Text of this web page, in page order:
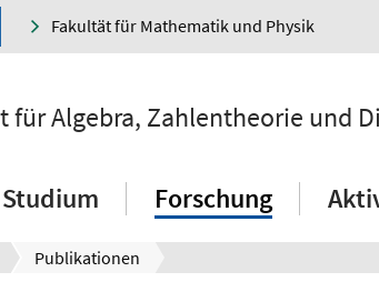
Fakultät für Mathematik und Physik
für Algebra, Zahlentheorie und
Studium Forschung
Publikationen